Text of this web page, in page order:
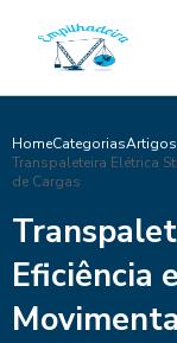
HomeCategoriasArtigos
Transpaleteira Elétrica
de Cargas
Eficiência